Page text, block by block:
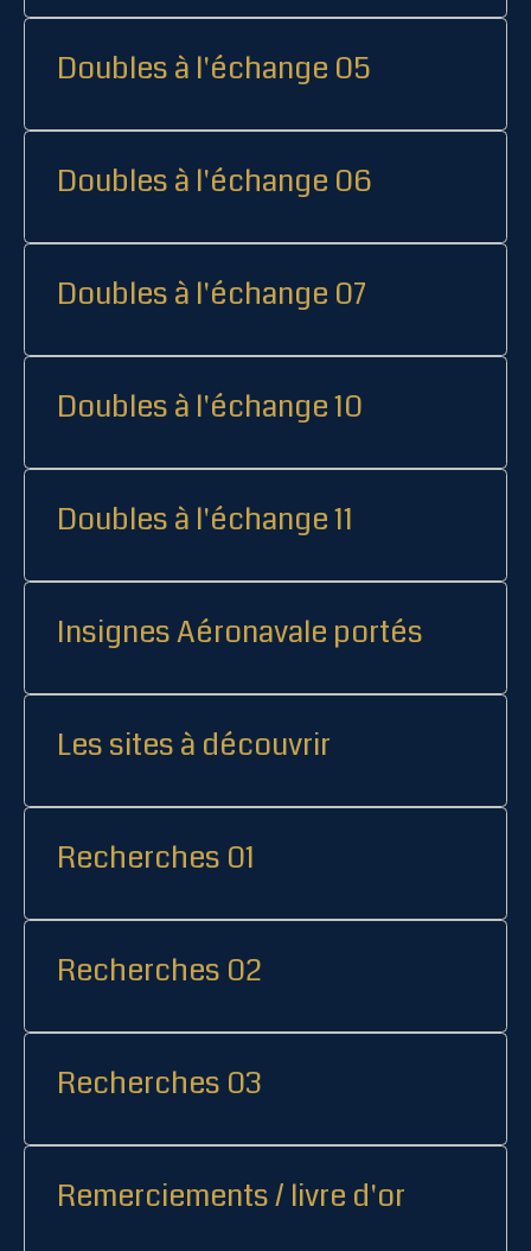
Doubles à l'échange 05
Doubles à l'échange 06
Doubles à l'échange 07
Doubles à l'échange 10
Doubles à l'échange 11
Insignes Aéronavale portés
Les sites à découvrir
Recherches 01
Recherches 02
Recherches 03
Remerciements / livre d'or